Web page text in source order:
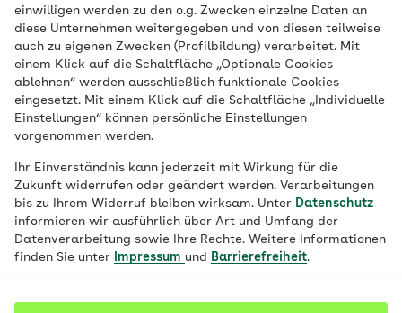
einwilligen werden zu den o.g. Zwecken einzelne Daten an
diese Unternehmen weitergegeben und von diesen teilweise
auch zu eigenen Zwecken (Profilbildung) verarbeitet. Mit
einem Klick auf die Schaltfläche „Optionale Cookies
ablehnen“ werden ausschließlich funktionale Cookies
eingesetzt. Mit einem Klick auf die Schaltfläche „Individuelle
Einstellungen“ können persönliche Einstellungen
vorgenommen werden.
Ihr Einverständnis kann jederzeit mit Wirkung für die
Zukunft widerrufen oder geändert werden. Verarbeitungen
bis zu Ihrem Widerruf bleiben wirksam. Unter Datenschutz
informieren wir ausführlich über Art und Umfang der
Datenverarbeitung sowie Ihre Rechte. Weitere Informationen
finden Sie unter
Impressum und Barrierefreiheit.
unseren Servicezentren, einem starken
Angebot vor Ort und attraktiven
Gesundheitsleistungen.